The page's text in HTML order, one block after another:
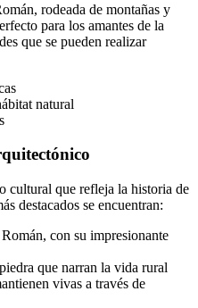
rodeada de montañas y
para los amantes de la
que se pueden realizar
natural
cultural que refleja la historia de
destacados se encuentran:
con su impresionante
que narran la vida rural
vivas a través de